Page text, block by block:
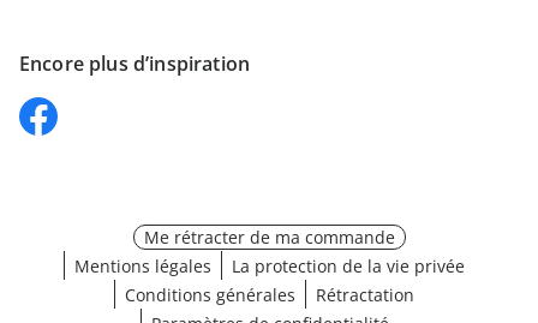
Encore plus d’inspiration
Me rétracter de ma commande
Mentions légales
La protection de la vie privée
Conditions générales
Rétractation